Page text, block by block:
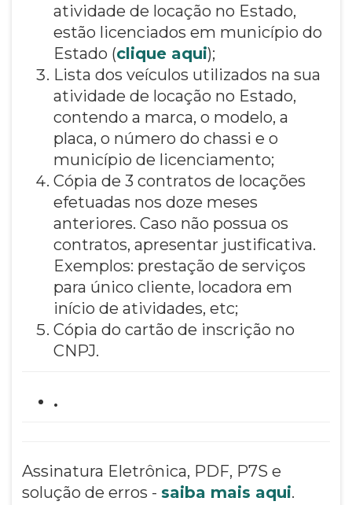
atividade de locação no Estado,
estão licenciados em município do
Estado (clique aqui);
Lista dos veículos utilizados na sua
atividade de locação no Estado,
contendo a marca, o modelo, a
placa, o número do chassi e o
município de licenciamento;
Cópia de 3 contratos de locações
efetuadas nos doze meses
anteriores. Caso não possua os
contratos, apresentar justificativa.
Exemplos: prestação de serviços
para único cliente, locadora em
início de atividades, etc;
Cópia do cartão de inscrição no
CNPJ.
.
Assinatura Eletrônica, PDF, P7S e
solução de erros - saiba mais aqui.